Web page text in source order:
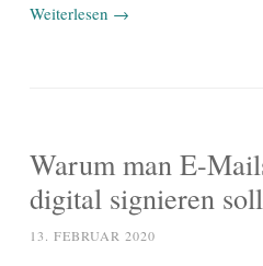
Weiterlesen →
Warum man E-
digital signieren
13. FEBRUAR 2020